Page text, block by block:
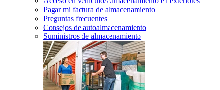
Pagar mi factura de almacenamiento
Preguntas frecuentes
Consejos de autoalmacenamiento
Suministros de almacenamiento